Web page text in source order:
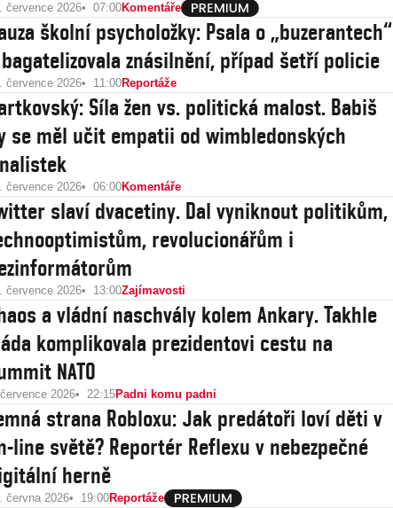
července 2026 07:00Komentáře
školní psycholožky: Psala o „buzerantech“
znásilnění, případ šetří policie
července 2026 11:00Reportáže
Síla žen vs. politická malost. Babiš
se měl učit empatii od wimbledonských
července 2026 06:00Komentáře
slaví dvacetiny. Dal vyniknout politikům,
revolucionářům i
července 2026 13:00Zajímavosti
a vládní naschvály kolem Ankary. Takhle
komplikovala prezidentovi cestu na
NATO
2026 22:15Padni komu padni
strana Robloxu: Jak predátoři loví děti v
line světě? Reportér Reflexu v nebezpečné
herně
června 2026 19:00Reportáže